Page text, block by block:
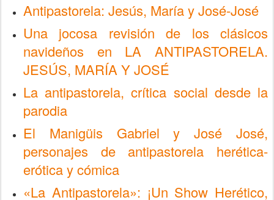
Antipastorela: Jesús, María y José-José
Una jocosa revisión de los clásicos
navideños en LA ANTIPASTORELA.
JESÚS, MARÍA Y JOSÉ
La antipastorela, crítica social desde la
parodia
El Manigüis Gabriel y José José,
personajes de antipastorela herética-
erótica y cómica
«La Antipastorela»: ¡Un Show Herético,